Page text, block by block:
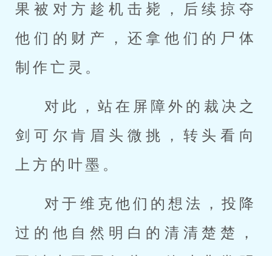
果被对方趁机击毙，后续掠夺
他们的财产，还拿他们的尸体
制作亡灵。
对此，站在屏障外的裁决之
剑可尔肯眉头微挑，转头看向
上方的叶墨。
对于维克他们的想法，投降
过的他自然明白的清清楚楚，